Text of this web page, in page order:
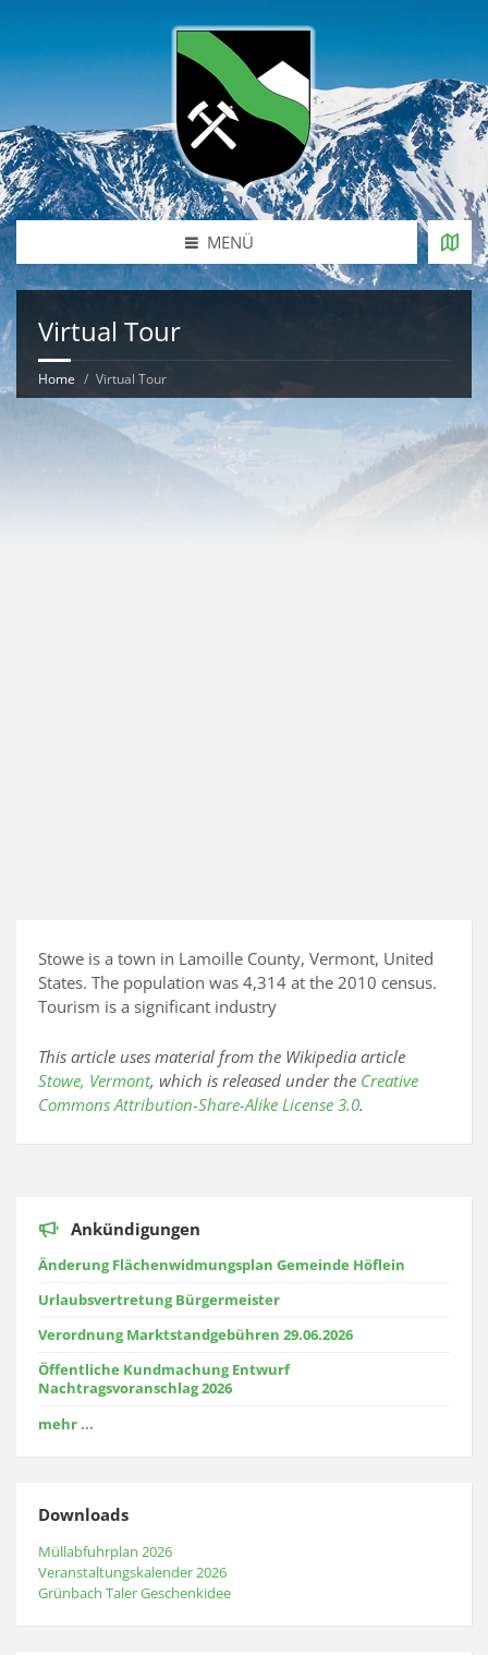
MENÜ
Virtual Tour
Home Virtual Tour
Stowe is a town in Lamoille County, Vermont, United
States. The population was 4,314 at the 2010 census.
Tourism is a significant industry
This article uses material from the Wikipedia article
Stowe, Vermont, which is released under the Creative
Commons Attribution-Share-Alike License 3.0.
Ankündigungen
Änderung Flächenwidmungsplan Gemeinde Höflein
Urlaubsvertretung Bürgermeister
Verordnung Marktstandgebühren 29.06.2026
Öffentliche Kundmachung Entwurf
Nachtragsvoranschlag 2026
mehr ...
Downloads
Müllabfuhrplan 2026
Veranstaltungskalender 2026
Grünbach Taler Geschenkidee